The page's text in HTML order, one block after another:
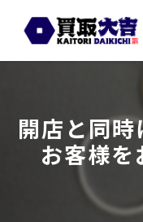
開店と同
お客様を